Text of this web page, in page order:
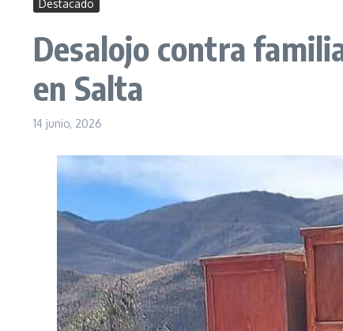
Destacado
Desalojo contra
en Salta
14 junio, 2026